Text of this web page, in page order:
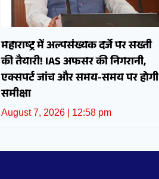
महाराष्ट्र में अल्पसंख्यक दर्जे पर सख्ती
की तैयारी! IAS अफसर की निगरानी,
एक्सपर्ट जांच और समय-समय पर होगी
समीक्षा
August 7, 2026 12:58 pm